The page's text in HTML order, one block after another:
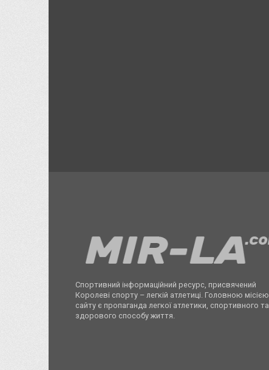
Спортивний інформаційний ресурс, присвячений
Королеві спорту – легкій атлетиці. Головною місією
сайту є пропаганда легкої атлетики, спортивного та
здорового способу життя.